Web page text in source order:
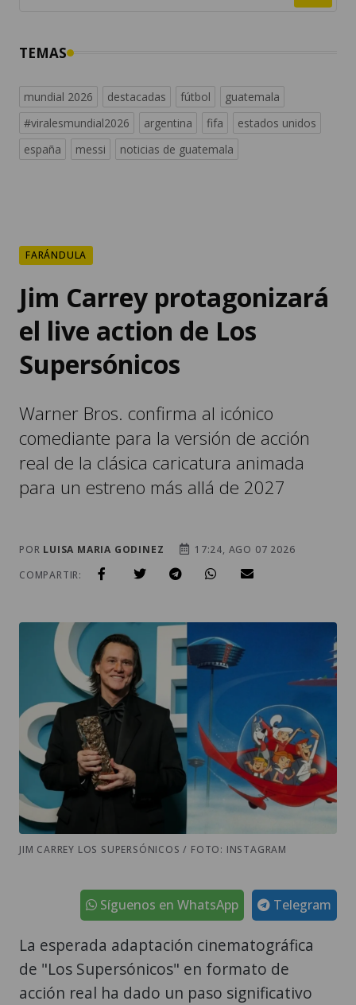
TEMAS
mundial 2026 destacadas fútbol
guatemala
#viralesmundial2026
argentina fifa
estados unidos
españa
messi noticias de guatemala
FARÁNDULA
Jim Carrey protagonizará
el live action de Los
Supersónicos
Warner Bros. confirma al icónico
comediante para la versión de acción
real de la clásica caricatura animada
para un estreno más allá de 2027
POR LUISA MARIA GODINEZ
17:24, AGO 07 2026
COMPARTIR:
JIM CARREY LOS SUPERSÓNICOS / FOTO: INSTAGRAM
Telegram
Síguenos en WhatsApp
La esperada adaptación cinematográfica
de "Los Supersónicos" en formato de
acción real ha dado un paso significativo